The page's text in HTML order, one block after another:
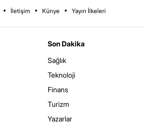
İletişim Künye Yayın İlkeleri
Son Dakika
Sağlık
Teknoloji
Finans
Turizm
Yazarlar